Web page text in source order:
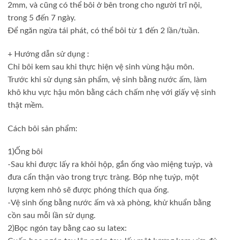
2mm, và cũng có thể bôi ở bên trong cho người trĩ nội,
trong 5 đến 7 ngày.
Để ngăn ngừa tái phát, có thể bôi từ 1 đến 2 lần/tuần.
+ Hướng dẫn sử dụng :
Chỉ bôi kem sau khi thực hiện vệ sinh vùng hậu môn.
Trước khi sử dụng sản phẩm, vệ sinh bằng nước ấm, làm
khô khu vực hậu môn bằng cách chấm nhẹ với giấy vệ sinh
thật mềm.
Cách bôi sản phẩm:
1)Ống bôi
-Sau khi được lấy ra khỏi hộp, gắn ống vào miệng tuýp, và
đưa cẩn thận vào trong trực tràng. Bóp nhẹ tuýp, một
lượng kem nhỏ sẽ được phóng thích qua ống.
-Vệ sinh ống bằng nước ấm và xà phòng, khử khuẩn bằng
cồn sau mỗi lần sử dụng.
2)Bọc ngón tay bằng cao su latex: